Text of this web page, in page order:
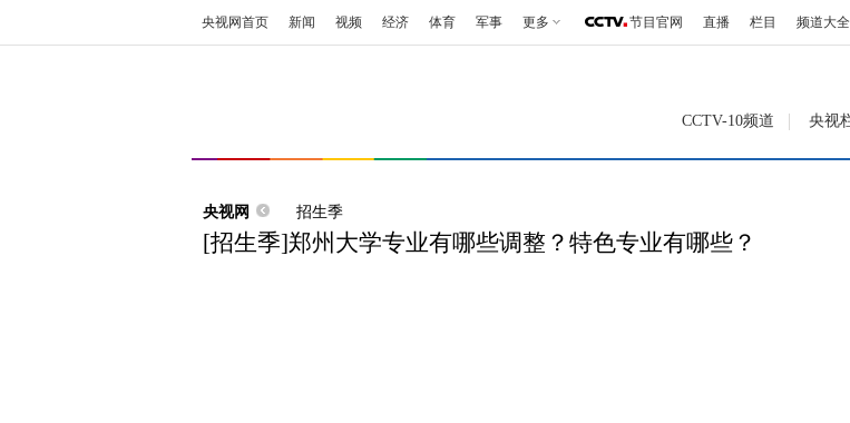
央视网首页 新闻 视频 经济 体育 军事 更多 节目官网 直播 栏目 频道大全
CCTV-10频道 央视
央视网 招生季
[招生季]郑州大学专业有哪些调整？特色专业有哪些？